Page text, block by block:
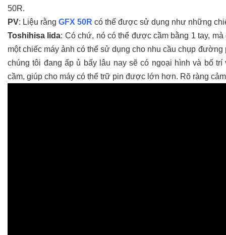
50R.
PV: Liệu rằng GFX 50R có thể được sử dụng như những
Toshihisa Iida: Có chứ, nó có thể được cầm bằng 1 tay,
một chiếc máy ảnh có thể sử dụng cho nhu cầu chụp
chúng tôi đang ấp ủ bấy lâu nay sẽ có ngoại hình và bố
cầm, giúp cho máy có thể trữ pin được lớn hơn. Rõ ràng